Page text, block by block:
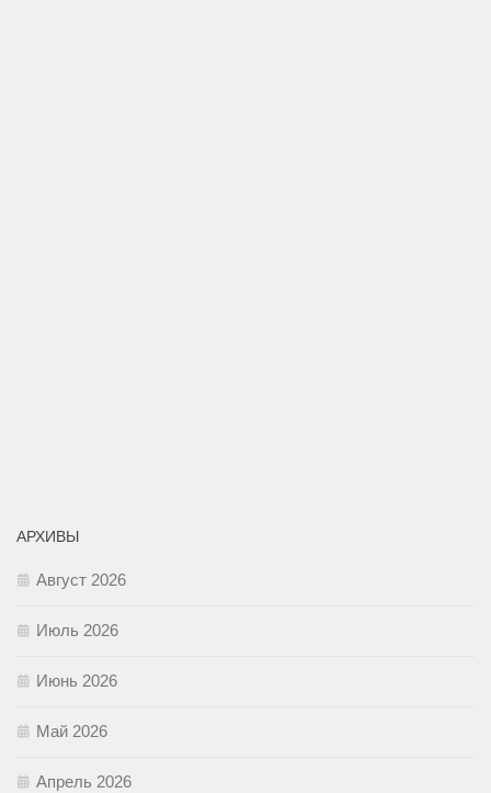
АРХИВЫ
Август 2026
Июль 2026
Июнь 2026
Май 2026
Апрель 2026